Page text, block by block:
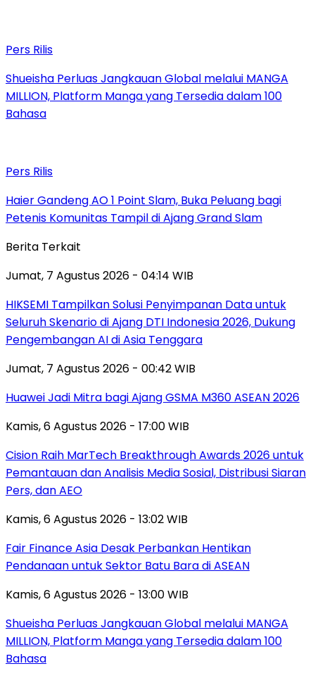
Pers Rilis
Shueisha Perluas Jangkauan Global melalui MANGA
MILLION, Platform Manga yang Tersedia dalam 100
Bahasa
Pers Rilis
Haier Gandeng AO 1 Point Slam, Buka Peluang bagi
Petenis Komunitas Tampil di Ajang Grand Slam
Berita Terkait
Jumat, 7 Agustus 2026 - 04:14 WIB
HIKSEMI Tampilkan Solusi Penyimpanan Data untuk
Seluruh Skenario di Ajang DTI Indonesia 2026, Dukung
Pengembangan AI di Asia Tenggara
Jumat, 7 Agustus 2026 - 00:42 WIB
Huawei Jadi Mitra bagi Ajang GSMA M360 ASEAN 2026
Kamis, 6 Agustus 2026 - 17:00 WIB
Cision Raih MarTech Breakthrough Awards 2026 untuk
Pemantauan dan Analisis Media Sosial, Distribusi Siaran
Pers, dan AEO
Kamis, 6 Agustus 2026 - 13:02 WIB
Fair Finance Asia Desak Perbankan Hentikan
Pendanaan untuk Sektor Batu Bara di ASEAN
Kamis, 6 Agustus 2026 - 13:00 WIB
Shueisha Perluas Jangkauan Global melalui MANGA
MILLION, Platform Manga yang Tersedia dalam 100
Bahasa